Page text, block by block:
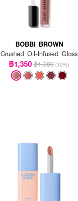
BOBBI BROWN
Crushed Oil-Infused Gloss
฿1,350฿1,500 (10%)